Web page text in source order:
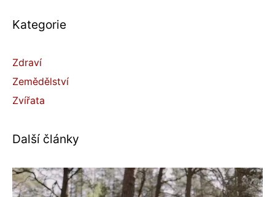
Kategorie
Zdraví
Zemědělství
Zvířata
Další články